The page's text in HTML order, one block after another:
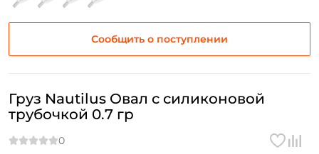
Сообщить о поступлении
Груз Nautilus Овал с силиконовой
трубочкой 0.7 гр